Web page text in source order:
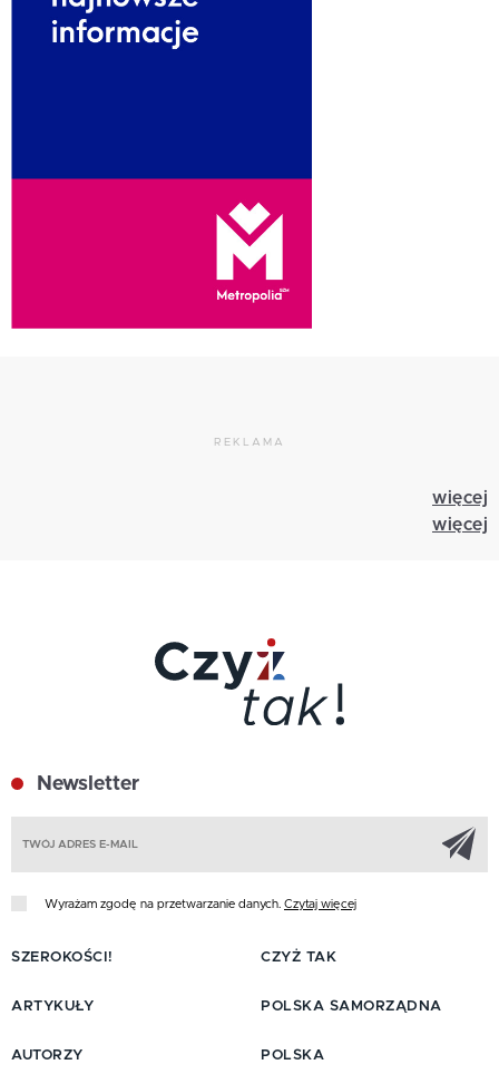
REKLAMA
więcej
więcej
Newsletter
Wyrażam zgodę na przetwarzanie danych. Czytaj więcej
SZEROKOŚCI!
ARTYKUŁY
AUTORZY
CZYŻ TAK
POLSKA SAMORZĄDNA
POLSKA